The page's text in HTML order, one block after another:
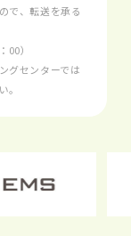
で、転送を承る
00）
グセンターでは
。